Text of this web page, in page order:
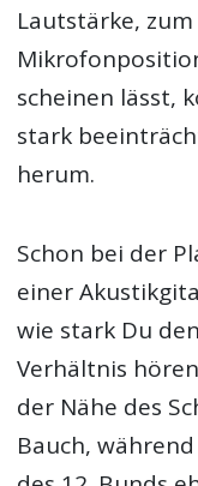
Lautstärke,
scheinen lässt,
stark
herum.
Schon bei der
einer
wie stark Du
Verhältnis
der Nähe des
Bauch,